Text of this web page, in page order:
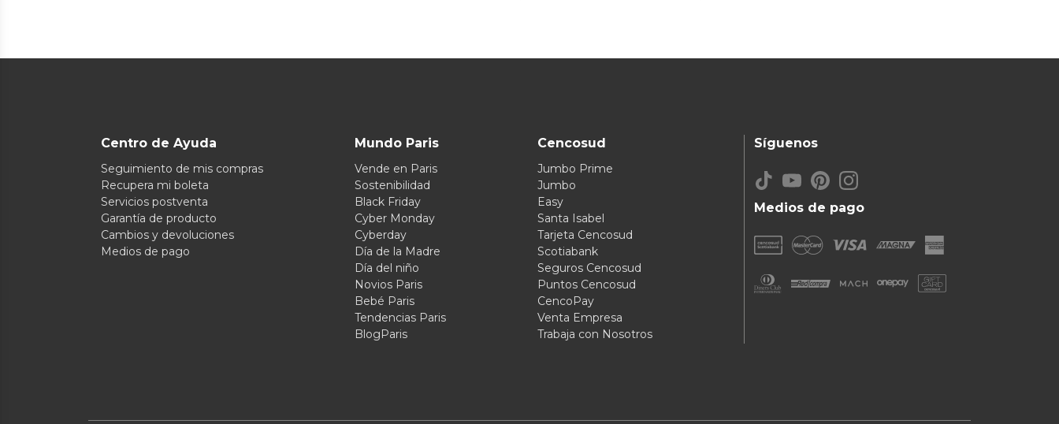
Centro de Ayuda
Seguimiento de mis compras
Recupera mi boleta
Servicios postventa
Garantía de producto
Cambios y devoluciones
Medios de pago
Mundo Paris
Vende en Paris
Sostenibilidad
Black Friday
Cyber Monday
Cyberday
Día de la Madre
Día del niño
Novios Paris
Bebé Paris
Tendencias Paris
BlogParis
Cencosud
Jumbo Prime
Jumbo
Easy
Santa Isabel
Tarjeta Cencosud
Scotiabank
Seguros Cencosud
Puntos Cencosud
CencoPay
Venta Empresa
Trabaja con Nosotros
Medios de pago
Síguenos